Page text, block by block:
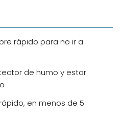
rápido para no ir a
de humo y estar
en menos de 5